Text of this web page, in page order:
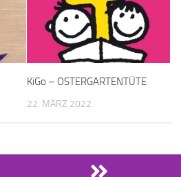
KiGo – OSTERGARTENTÜTE
22. MÄRZ 2022